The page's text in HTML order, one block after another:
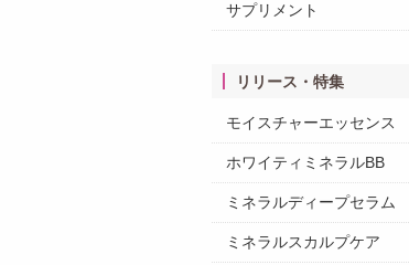
サプリメント
リリース・特集
モイスチャーエッセンス
ホワイティミネラルBB
ミネラルディープセラム
ミネラルスカルプケア